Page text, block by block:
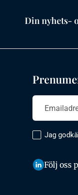
Din nyhets-
Jag
Följ oss